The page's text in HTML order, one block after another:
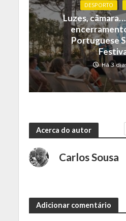
DESPORTO
Luzes,
Portuguese
Há 3
Acerca do autor
Carlos Sousa
Adicionar comentário